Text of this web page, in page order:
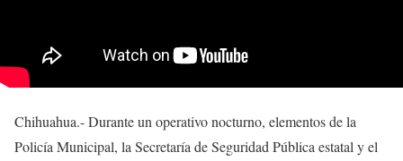
Chihuahua.- Durante un operativo nocturno, elementos de la
Policía Municipal, la Secretaría de Seguridad Pública estatal y el